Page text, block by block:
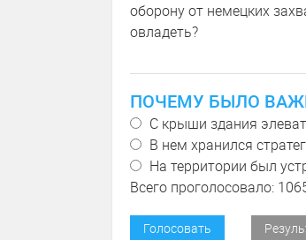
оборону от немецких
овладеть?
ПОЧЕМУ БЫЛО
С крыши здания
В нем хранился
На территории был
Всего проголосовало:
Голосовать